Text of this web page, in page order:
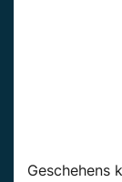
Geschehens